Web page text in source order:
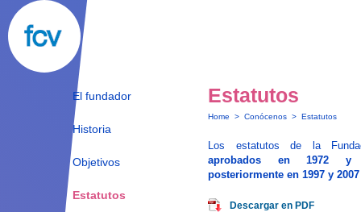
El fundador
Historia
Objetivos
Estatutos
Estatutos
Home > Conócenos > Estatutos
Los estatutos de la
aprobados en 1972 y
posteriormente en 1997 y
Descargar en PDF